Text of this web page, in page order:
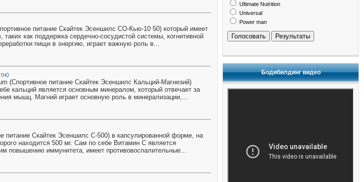
питание Скайтек Эсеншилс СО-Кью-10 50) который имеет
как поддержка сердечно-сосудистой системы, когнитивной
пищи в энергию, играет важную роль в...
(Спортивное питание Скайтек Эсеншилс Кальций-Магнезий)
кальций является основным минералом, который отвечает за
мышц. Магний играет основную роль в минерализации,...
питание Скайтек Эсеншилс С-500) в капсулированной форме, на
находится 500 мг. Сам по себе Витамин С является
повышению иммунитета, имеет противовоспалительные...
Ultimate Nutrition
Universal
Power man
Голосовать Результаты
Бодибилдинг видео